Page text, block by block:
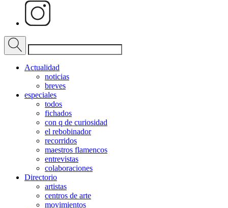
Actualidad
noticias
breves
especiales
todos
fichados
con q de curiosidad
el rebobinador
recorridos
maestros flamencos
entrevistas
colaboraciones
Directorio
artistas
centros de arte
movimientos